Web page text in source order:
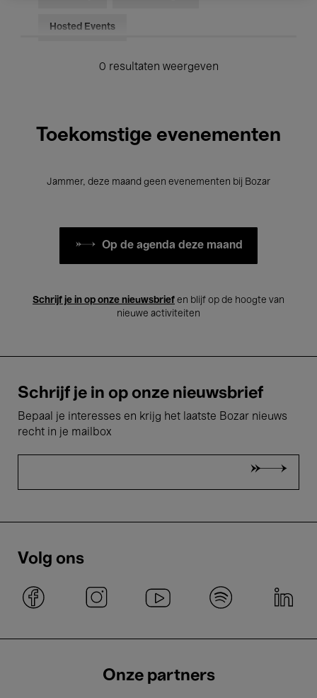
Hosted Events
0 resultaten weergeven
Toekomstige evenementen
Jammer, deze maand geen evenementen bij Bozar
Op de agenda deze maand
Schrijf je in op onze nieuwsbrief en blijf op de hoogte van
nieuwe activiteiten
Schrijf je in op onze nieuwsbrief
Bepaal je interesses en krijg het laatste Bozar nieuws
recht in je mailbox
Volg ons
Onze partners